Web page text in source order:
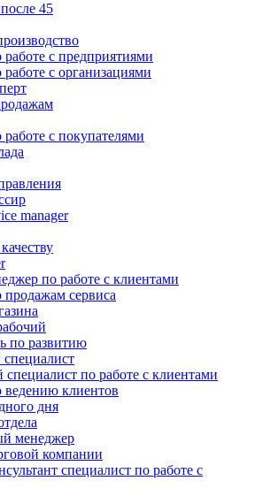
45
с предприятиями
с организациями
с покупателями
manager
по работе с клиентами
сервиса
по развитию
по работе с клиентами
ведению клиентов
дня
менеджер
компании
специалист по работе с